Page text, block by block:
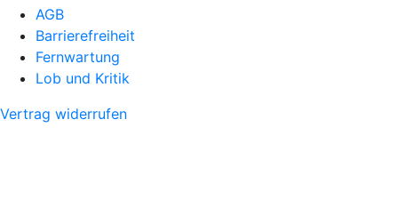
AGB
Barrierefreiheit
Fernwartung
Lob und Kritik
Vertrag widerrufen